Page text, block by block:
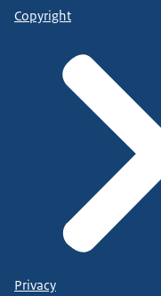
Copyright
Privacy